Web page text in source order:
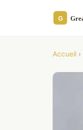
Accueil ›